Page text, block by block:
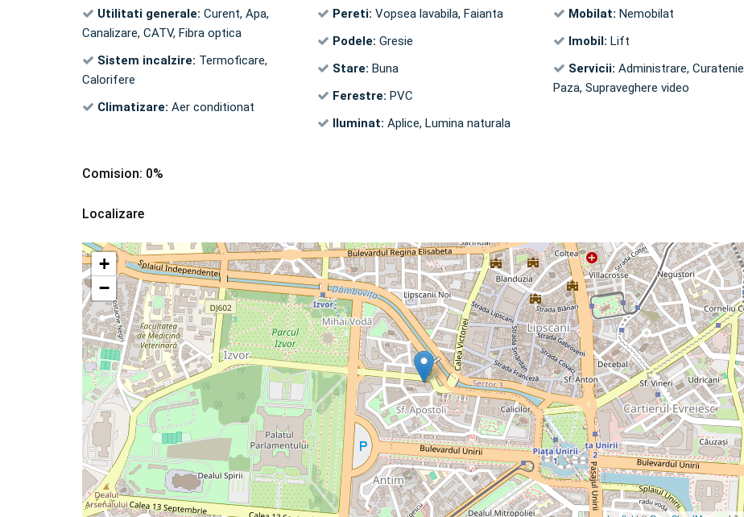
Utilitati generale: Curent, Apa,
Canalizare, CATV, Fibra optica
Sistem incalzire: Termoficare,
Calorifere
Climatizare: Aer conditionat
Pereti: Vopsea lavabila, Faianta
Podele: Gresie
Stare: Buna
Ferestre: PVC
Iluminat: Aplice, Lumina naturala
Mobilat: Nemobilat
Imobil: Lift
Servicii: Administrare,
Paza, Supraveghere video
Comision: 0%
Localizare
+
−